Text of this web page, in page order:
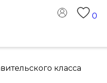
0
класса